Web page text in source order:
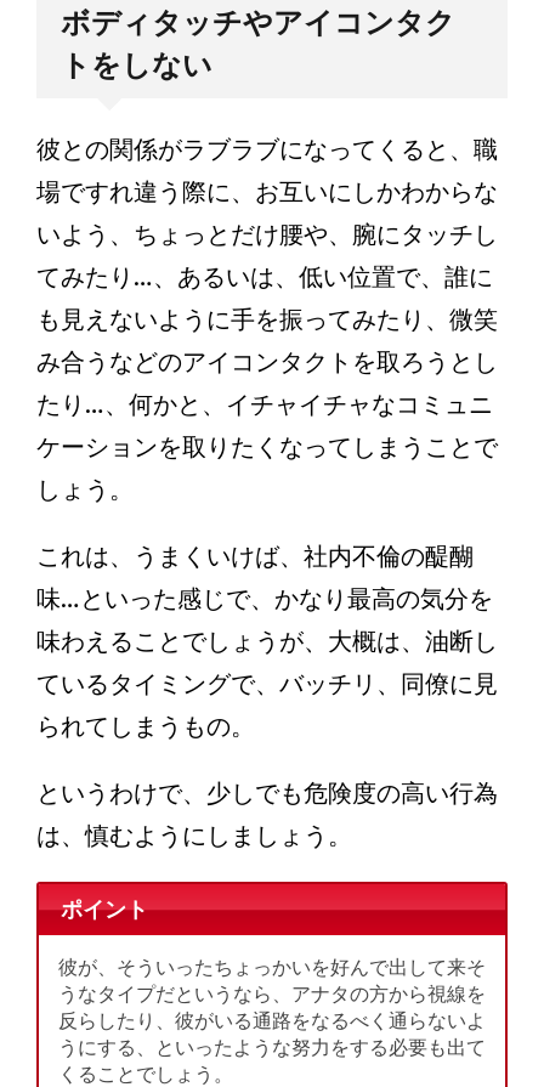
ボディタッチやアイコンタク
トをしない
彼との関係がラブラブになってくると、職
場ですれ違う際に、お互いにしかわからな
いよう、ちょっとだけ腰や、腕にタッチし
てみたり…、あるいは、低い位置で、誰に
も見えないように手を振ってみたり、微笑
み合うなどのアイコンタクトを取ろうとし
たり…、何かと、イチャイチャなコミュニ
ケーションを取りたくなってしまうことで
しょう。
これは、うまくいけば、社内不倫の醍醐
味…といった感じで、かなり最高の気分を
味わえることでしょうが、大概は、油断し
ているタイミングで、バッチリ、同僚に見
られてしまうもの。
というわけで、少しでも危険度の高い行為
は、慎むようにしましょう。
ポイント
彼が、そういったちょっかいを好んで出して来そ
うなタイプだというなら、アナタの方から視線を
反らしたり、彼がいる通路をなるべく通らないよ
うにする、といったような努力をする必要も出て
くることでしょう。